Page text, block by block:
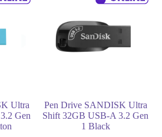
Ultra
Gen
Pen Drive SANDISK Ultra
Shift 32GB USB-A 3.2 Gen
1 Black